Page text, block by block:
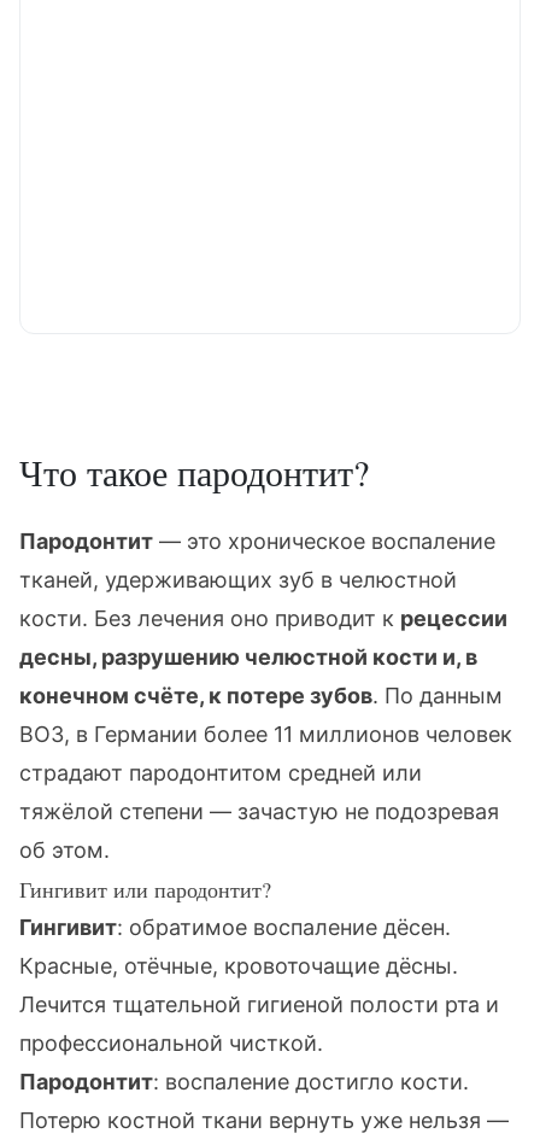
Что такое пародонтит?
Пародонтит — это хроническое воспаление
тканей, удерживающих зуб в челюстной
кости. Без лечения оно приводит к рецессии
десны, разрушению челюстной кости и, в
конечном счёте, к потере зубов. По данным
ВОЗ, в Германии более 11 миллионов человек
страдают пародонтитом средней или
тяжёлой степени — зачастую не подозревая
об этом.
Гингивит или пародонтит?
Гингивит: обратимое воспаление дёсен.
Красные, отёчные, кровоточащие дёсны.
Лечится тщательной гигиеной полости рта и
профессиональной чисткой.
Пародонтит: воспаление достигло кости.
Потерю костной ткани вернуть уже нельзя —